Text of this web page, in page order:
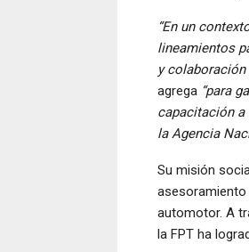
“En un
lineamientos
y
agrega “para
capacitación
la Agencia
Su misión
automotor. A
la FPT ha